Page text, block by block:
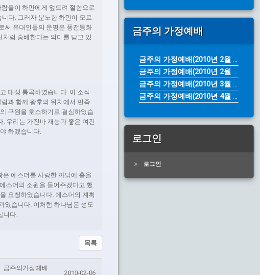
들이 하만에게 엎드려 절함으로
다. 그러자 분노한 하만이 모르
써 유대인들의 운명은 풍전등화
럼 숭배한다는 의미를 담고 있
대성 통곡하였습니다. 이 소식
과 함께 왕후의 위치에서 민족
구원을 호소하기로 결심하였습
우리는 가진바 재능과 좋은 여건
하겠습니다.
에스더를 사랑한 까닭에 홀을
스더의 소원을 들어주겠다고 했
요청하였습니다. 에스더의 계획
였습니다. 이처럼 하나님은 성도
니다.
목록
금주의가정예배
2010-02-06
금주의 가정예배
금주의 가정예배(2010년 2월 28...
금주의 가정예배(2010년 2월 14...
금주의 가정예배(2010년 3월 28...
금주의 가정예배(2010년 4월 4일...
로그인
로그인